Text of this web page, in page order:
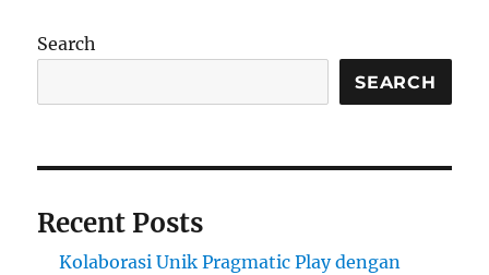
Search
SEARCH
Recent Posts
Kolaborasi Unik Pragmatic Play dengan